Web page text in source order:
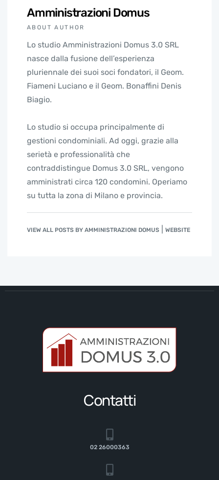
Amministrazioni Domus
ABOUT AUTHOR
Lo studio Amministrazioni Domus 3.0 SRL
nasce dalla fusione dell’esperienza
pluriennale dei suoi soci fondatori, il Geom.
Fiameni Luciano e il Geom. Bonaffini Denis
Biagio.
Lo studio si occupa principalmente di
gestioni condominiali. Ad oggi, grazie alla
serietà e professionalità che
contraddistingue Domus 3.0 SRL, vengono
amministrati circa 120 condomini. Operiamo
su tutta la zona di Milano e provincia.
VIEW ALL POSTS BY AMMINISTRAZIONI DOMUS WEBSITE
Contatti
02 26000363